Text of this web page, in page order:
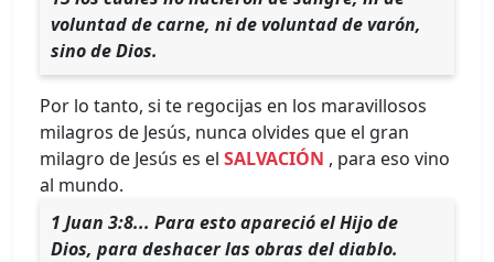
voluntad de carne, ni de voluntad de varón,
sino de Dios.
Por lo tanto, si te regocijas en los maravillosos
milagros de Jesús, nunca olvides que el gran
milagro de Jesús es el SALVACIÓN , para eso vino
al mundo.
1 Juan 3:8... Para esto apareció el Hijo de
Dios, para deshacer las obras del diablo.